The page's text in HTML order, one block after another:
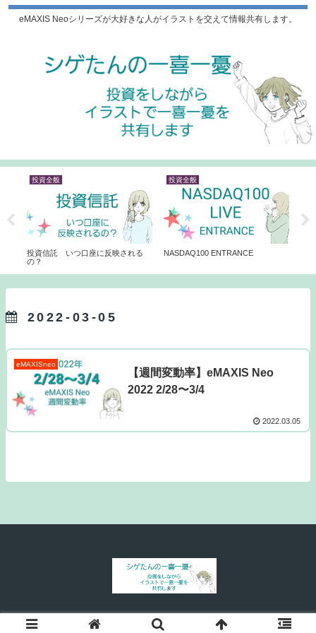
eMAXIS Neoシリーズが大好きな人がイラストを交えて情報共有します。
投資全般
投資信託 いつ口座に反映される
の？
投資全般
NASDAQ100 ENTRANCE
2022-03-05
eMAXISneo
【週間変動率】eMAXIS Neo
2022 2/28〜3/4
2022.03.05
© 2021 シゲたんの一喜一憂.